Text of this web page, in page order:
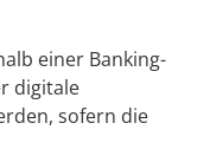
einer Banking-
digitale
sofern die